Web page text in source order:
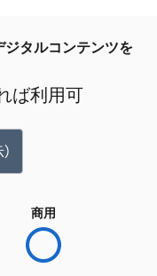
ジタルコンテンツを
ば利用可
商用